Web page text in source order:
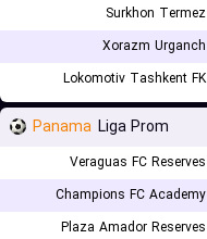
Surkhon Termez
Xorazm Urganch
Lokomotiv Tashkent FK
Panama Liga Prom
Veraguas FC Reserves
Champions FC Academy
Plaza Amador Reserves